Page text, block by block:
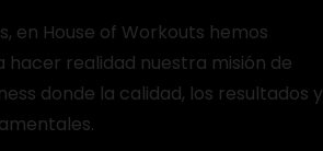
en House of Workouts hemos
realidad nuestra misión de
donde la calidad, los resultados y